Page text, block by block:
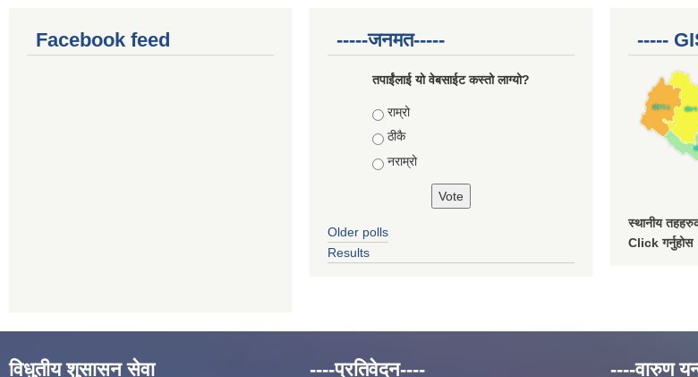
Facebook feed -----जनमत-----
तपाईंलाई यो वेबसाईट कस्तो लाग्यो?
Choices
राम्रो
ठीकै
नराम्रो
Older polls
Results
-----
स्थानीय
Click गर्नुहोस
विधुतीय शुसासन सेवा ----प्रतिवेदन---- ----वारुण